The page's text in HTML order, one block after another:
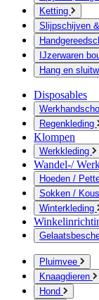
Ketting
Slijpschijven
IJzerwaren
Hang en
Disposables
Regenkleding
Klompen
Werkkleding
Wandel-/
Hoeden /
Sokken /
Winterkleding
Pluimvee
Knaagdieren
Hond